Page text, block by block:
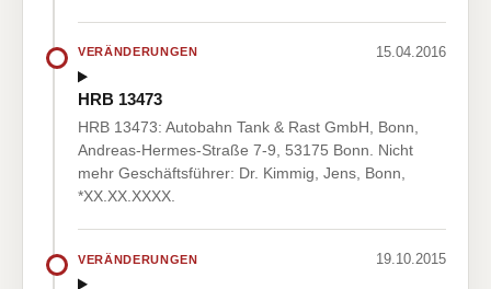
VERÄNDERUNGEN 15.04.2016
HRB 13473
HRB 13473: Autobahn Tank & Rast GmbH, Bonn,
Andreas-Hermes-Straße 7-9, 53175 Bonn. Nicht
mehr Geschäftsführer: Dr. Kimmig, Jens, Bonn,
*XX.XX.XXXX.
VERÄNDERUNGEN 19.10.2015